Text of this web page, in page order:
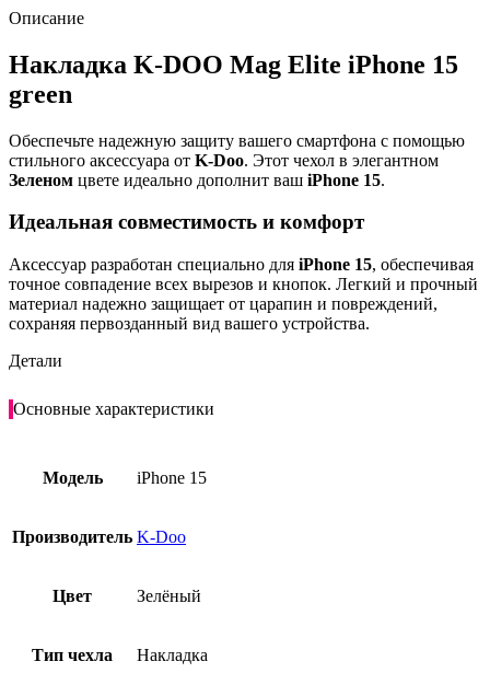
Описание
Накладка K-DOO Mag Elite iPhone 15
green
Обеспечьте надежную защиту вашего смартфона с помощью
стильного аксессуара от K-Doo. Этот чехол в элегантном
Зеленом цвете идеально дополнит ваш iPhone 15.
Идеальная совместимость и комфорт
Аксессуар разработан специально для iPhone 15, обеспечивая
точное совпадение всех вырезов и кнопок. Легкий и прочный
материал надежно защищает от царапин и повреждений,
сохраняя первозданный вид вашего устройства.
Детали
Основные характеристики
Модель iPhone 15
Производитель K-Doo
Цвет Зелёный
Тип чехла Накладка